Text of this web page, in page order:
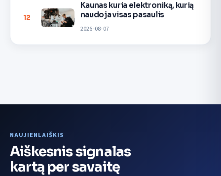
12
Kaunas kuria elektroniką, kurią
naudoja visas pasaulis
2026-08-07
NAUJIENLAIŠKIS
Aiškesnis signalas
kartą per savaitę